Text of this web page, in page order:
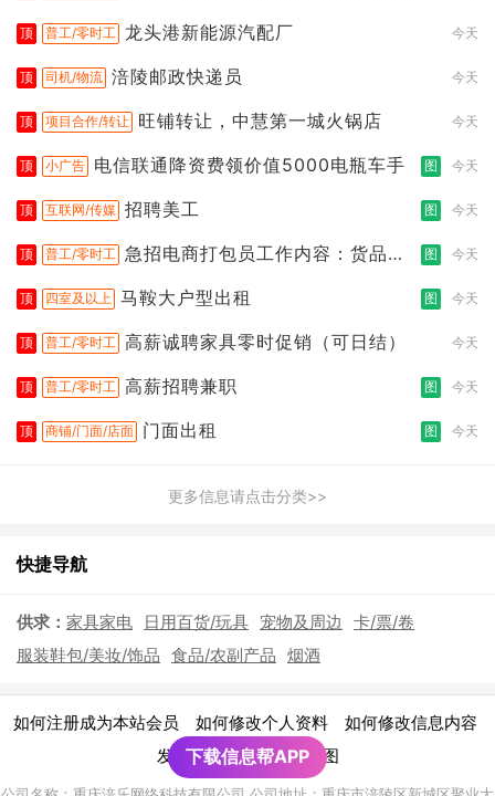
顶 普工/零时工 龙头港新能源汽配厂 今天
顶 司机/物流 涪陵邮政快递员 今天
顶 项目合作/转让 旺铺转让，中慧第一城火锅店 今天
顶 小广告 电信联通降资费领价值5000电瓶车手 图 今天
顶 互联网/传媒 招聘美工 图 今天
顶 普工/零时工 急招电商打包员工作内容：货品分
图 今天
顶 四室及以上 马鞍大户型出租 图 今天
顶 普工/零时工 高薪诚聘家具零时促销（可日结） 今天
顶 普工/零时工 高薪招聘兼职 图 今天
顶 商铺/门面/店面 门面出租 图 今天
更多信息请点击分类>>
快捷导航
供求： 家具家电 日用百货/玩具 宠物及周边
卡/票/卷
服装鞋包/美妆/饰品 食品/农副产品 烟酒
如何注册成为本站会员 如何修改个人资料 如何修改信息内容
发布广告须知 | 网站地图
下载信息帮APP